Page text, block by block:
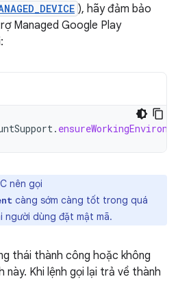
), hãy đảm bảo
Managed Google Play
.
nên gọi
càng sớm càng tốt trong quá
người dùng đặt mật mã.
thái thành công hoặc không
này. Khi lệnh gọi lại trả về thành